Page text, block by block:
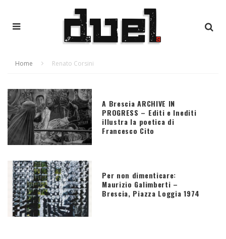
Home Renato Corsini
A Brescia ARCHIVE IN
PROGRESS – Editi e Inediti
illustra la poetica di
Francesco Cito
Per non dimenticare:
Maurizio Galimberti –
Brescia, Piazza Loggia 1974